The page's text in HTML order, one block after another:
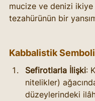
mucize ve denizi ikiye
tezahürünün bir
Kabbalistik
Sefirotlarla İlişki:
nitelikler)
düzeylerindeki